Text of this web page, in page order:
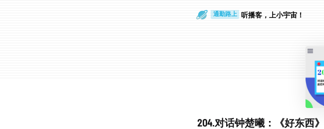
通勤路上 听播客，上小宇宙！
204.对话钟楚曦：《好东西